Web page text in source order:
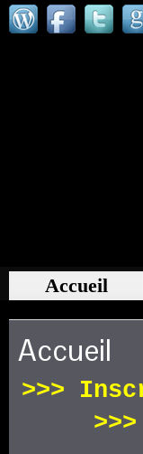
Accueil
Accueil
>>>
>>>